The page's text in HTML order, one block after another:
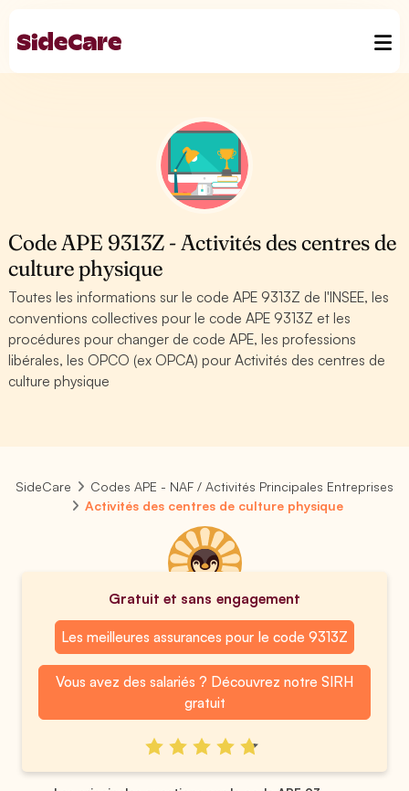
Code APE 9313Z - Activités des centres de
culture physique
Toutes les informations sur le code APE 9313Z de l'INSEE, les
conventions collectives pour le code APE 9313Z et les
procédures pour changer de code APE, les professions
libérales, les OPCO (ex OPCA) pour Activités des centres de
culture physique
SideCare
Codes APE - NAF / Activités Principales Entreprises
Activités des centres de culture physique
Gratuit et sans engagement
Les meilleures assurances pour le code 9313Z
Vous avez des salariés ? Découvrez notre SIRH
gratuit